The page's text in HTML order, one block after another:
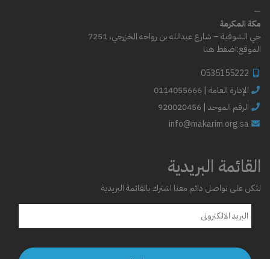
—
مكة المكرمة
حي الشوقية – شارع عبدالله بن رواحه الخزرجي، 7251
الموقع:اضغط هنا
0535155222
info@makarim.org.sa
القائمة البريدية
لتكن على تواصل دائم معنا اشترك بالقائمة البريدية